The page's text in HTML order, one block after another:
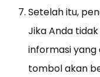
Setelah itu,
Jika Anda
informasi yang
tombol akan